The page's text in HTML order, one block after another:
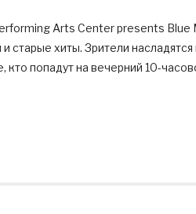
Arts Center presents Blue
хиты. Зрители
кто попадут на вечерний 10-